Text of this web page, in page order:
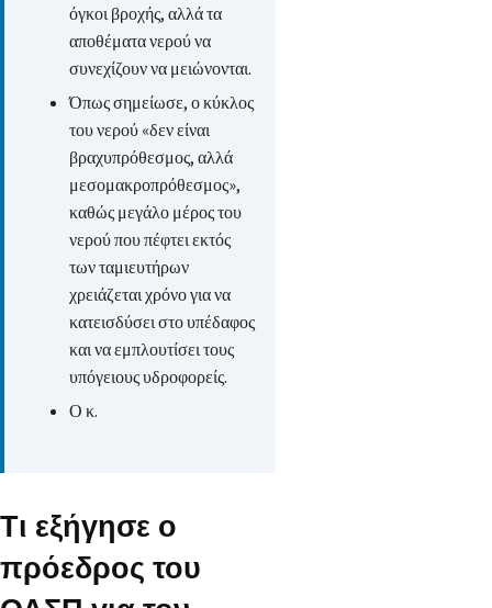
όγκοι βροχής, αλλά τα
αποθέματα νερού να
συνεχίζουν να μειώνονται.
Όπως σημείωσε, ο κύκλος
του νερού «δεν είναι
βραχυπρόθεσμος, αλλά
μεσομακροπρόθεσμος»,
καθώς μεγάλο μέρος του
νερού που πέφτει εκτός
των ταμιευτήρων
χρειάζεται χρόνο για να
κατεισδύσει στο υπέδαφος
και να εμπλουτίσει τους
υπόγειους υδροφορείς.
Ο κ.
Τι εξήγησε ο
πρόεδρος του